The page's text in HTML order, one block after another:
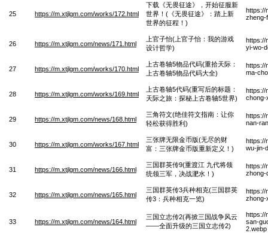
25 https://m.xtjlgm.com/works/172.html
下载《无畏征途》，开始征服新
世界！(《无畏征途》：踏上新
世界的征程！)
https://
zheng-
26 https://m.xtjlgm.com/news/171.html
上官子怡(上官子怡：我的游戏
设计哲学)
https://
yi-wo-
27 https://m.xtjlgm.com/works/170.html
上古卷轴5物品代码(重拾天际：
上古卷轴5物品代码大全)
https://
ma-
28 https://m.xtjlgm.com/works/169.html
上古卷轴5代码(重写后的标题：
天际之旅：探秘上古卷轴5世界)
https://
chong-
29 https://m.xtjlgm.com/news/168.html
三角符文(绝佳符文指南：让你
轻松获得胜利)
https://
nan-
30 https://m.xtjlgm.com/works/167.html
三张牌无限金币版(无尽的财
富：三张牌金币版重新定义！)
https://
wu-jin-
31 https://m.xtjlgm.com/news/166.html
三国群英传9(重渡江 九代将领
统领三军，决战淝水！)
https://
zhong-
32 https://m.xtjlgm.com/news/165.html
三国群英传3兵种相克(三国群英
传3：兵种相克一览)
https://
zhong-
33 https://m.xtjlgm.com/news/164.html
三国立志传2(再掀三国战争风云
——全面升级的三国立志传2)
https://
san-
2.webp